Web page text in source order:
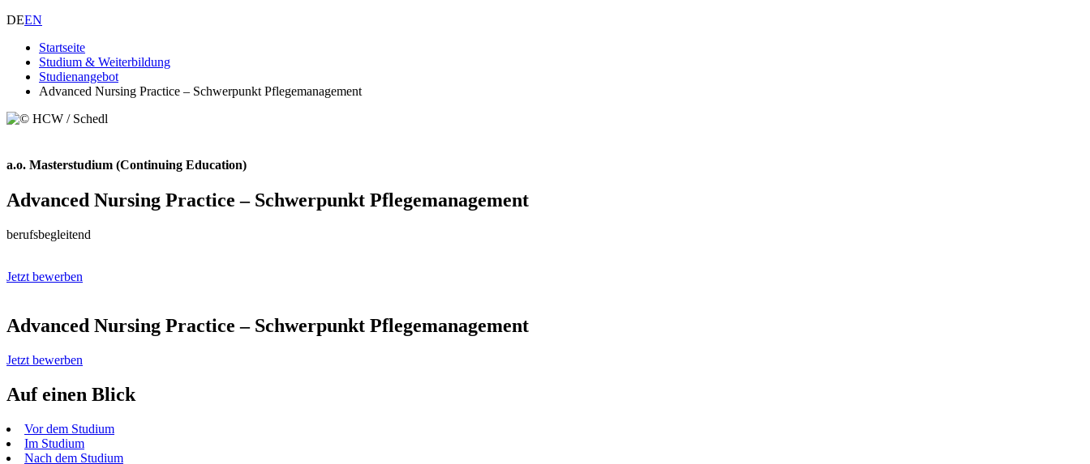
DEEN
Startseite
Studium & Weiterbildung
Studienangebot
Advanced Nursing Practice – Schwerpunkt Pflegemanagement
a.o. Masterstudium (Continuing Education)
Advanced Nursing Practice – Schwerpunkt Pflegemanagement
berufsbegleitend
Jetzt bewerben
Advanced Nursing Practice – Schwerpunkt Pflegemanagement
Jetzt bewerben
Auf einen Blick
Vor dem Studium
Im Studium
Nach dem Studium